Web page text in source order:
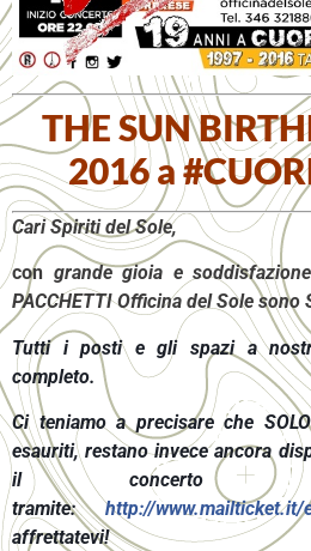
THE SUN
2016 a
Cari Spiriti del Sole,
con grande gioia e
PACCHETTI Officina del Sole sono
Tutti i posti e gli spazi a
completo.
Ci teniamo a precisare che
esauriti, restano invece ancora
il concerto al
tramite:http://www.mailticket.it/
affrettatevi!